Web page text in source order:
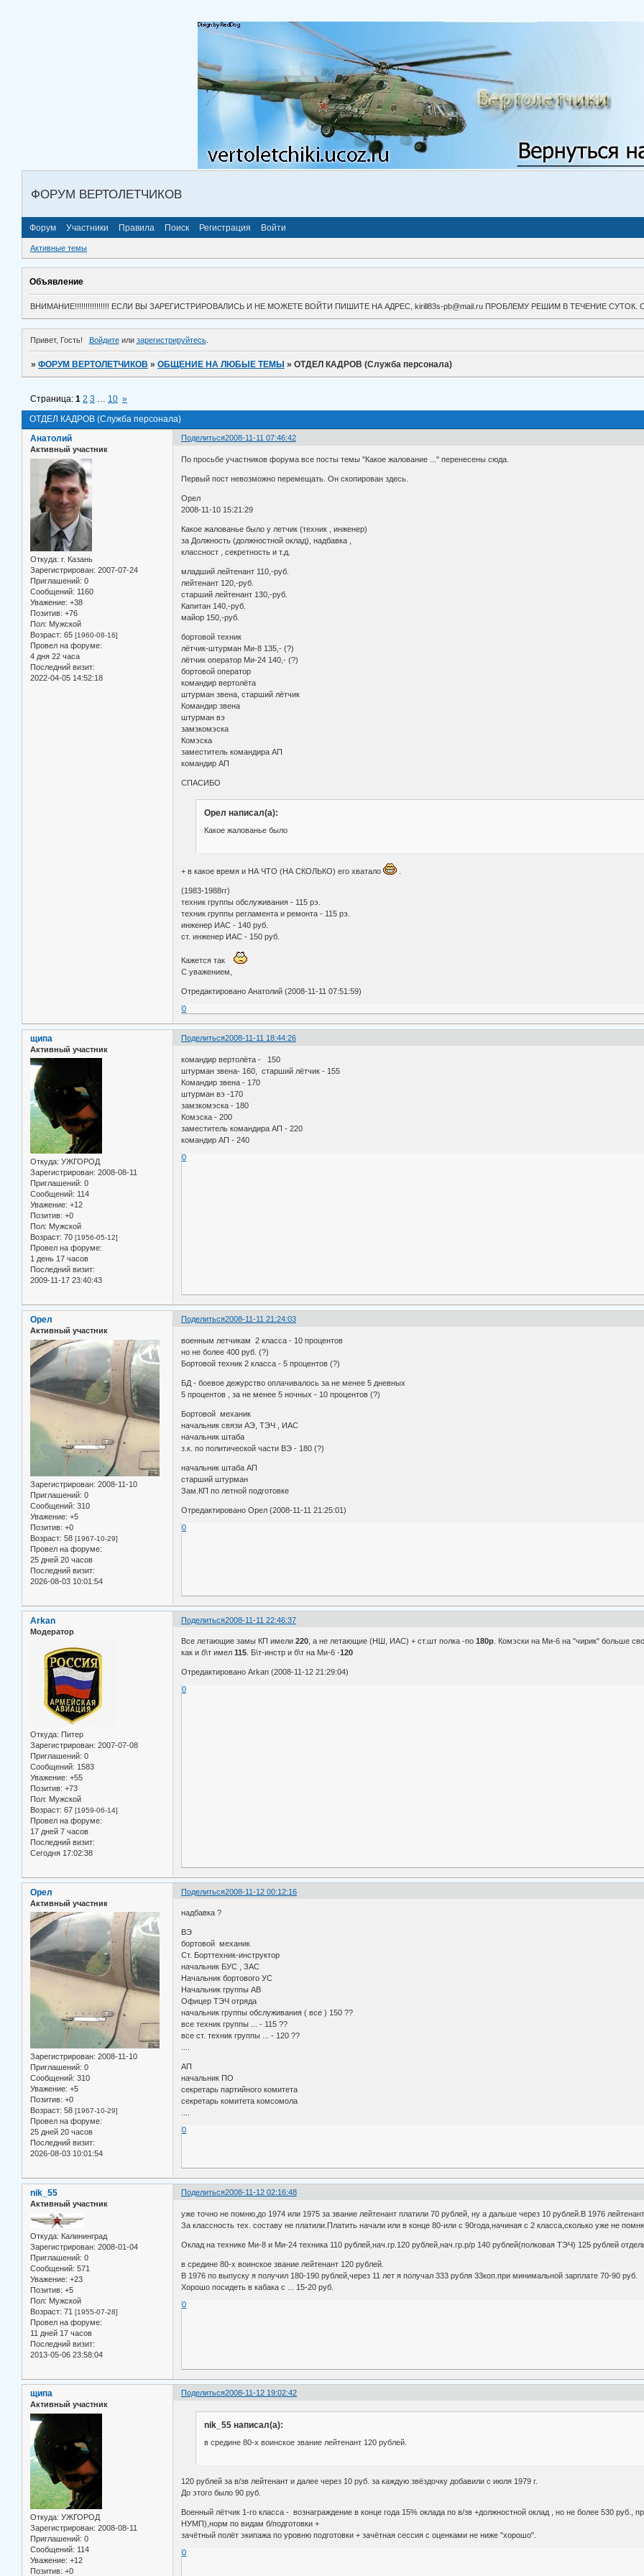
ФОРУМ ВЕРТОЛЕТЧИКОВ
Форум Участники Правила Поиск Регистрация Войти
Активные темы
Объявление
ВНИМАНИЕ!!!!!!!!!!!!!!!! ЕСЛИ ВЫ ЗАРЕГИСТРИРОВАЛИСЬ И НЕ МОЖЕТЕ ВОЙТИ ПИШИТЕ НА АДРЕС, kirill83s-pb@mail.ru ПРОБЛЕМУ РЕШИМ В ТЕЧЕНИЕ
Привет, Гость! Войдитеили зарегистрируйтесь.
»ФОРУМ ВЕРТОЛЕТЧИКОВ »ОБЩЕНИЕ НА ЛЮБЫЕ ТЕМЫ »ОТДЕЛ КАДРОВ (Служба персонала)
ОТДЕЛ КАДРОВ (Служба персонала)
Страница:1 2 3 … 10 »
Поделиться2008-11-11 07:46:42
Анатолий
Активный участник
Откуда: г. Казань
Зарегистрирован: 2007-07-24
Приглашений: 0
Сообщений: 1160
Уважение: +38
Позитив: +76
Пол: Мужской
Возраст: 65 [1960-08-16]
Провел на форуме:
4 дня 22 часа
Последний визит:
2022-04-05 14:52:18
По просьбе участников форума все посты темы "Какое жалование ..." перенесены сюда.
Первый пост невозможно перемещать. Он скопирован здесь.
Орел
2008-11-10 15:21:29
Какое жалованье было у летчик (техник , инженер)
за Должность (должностной оклад), надбавка ,
классност , секретность и т.д.
младший лейтенант 110,-руб.
лейтенант 120,-руб.
старший лейтенант 130,-руб.
Капитан 140,-руб.
майор 150,-руб.
бортовой техник
лётчик-штурман Ми-8 135,- (?)
лётчик оператор Ми-24 140,- (?)
бортовой оператор
командир вертолёта
штурман звена, старший лётчик
Командир звена
штурман вэ
замзкомэска
Комэска
заместитель командира АП
командир АП
СПАСИБО
Орел написал(а):
Какое жалованье было
+ в какое время и НА ЧТО (НА СКОЛЬКО) его хватало
(1983-1988гг)
техник группы обслуживания - 115 рэ.
техник группы регламента и ремонта - 115 рэ.
инженер ИАС - 140 руб.
ст. инженер ИАС - 150 руб.
Кажется так
С уважением,
Отредактировано Анатолий (2008-11-11 07:51:59)
0
Поделиться2008-11-11 18:44:26
щипа
Активный участник
Откуда: УЖГОРОД
Зарегистрирован: 2008-08-11
Приглашений: 0
Сообщений: 114
Уважение: +12
Позитив: +0
Пол: Мужской
Возраст: 70 [1956-05-12]
Провел на форуме:
1 день 17 часов
Последний визит:
2009-11-17 23:40:43
командир вертолёта - 150
штурман звена- 160, старший лётчик - 155
Командир звена - 170
штурман вэ -170
замзкомэска - 180
Комэска - 200
заместитель командира АП - 220
командир АП - 240
0
Поделиться2008-11-11 21:24:03
Орел
Активный участник
Зарегистрирован: 2008-11-10
Приглашений: 0
Сообщений: 310
Уважение: +5
Позитив: +0
Возраст: 58 [1967-10-29]
Провел на форуме:
25 дней 20 часов
Последний визит:
2026-08-03 10:01:54
военным летчикам 2 класса - 10 процентов
но не более 400 руб. (?)
Бортовой техник 2 класса - 5 процентов (?)
БД - боевое дежурство оплачивалось за не менее 5 дневных
5 процентов , за не менее 5 ночных - 10 процентов (?)
Бортовой механик
начальник связи АЭ, ТЭЧ , ИАС
начальник штаба
з.к. по политической части ВЭ - 180 (?)
начальник штаба АП
старший штурман
Зам.КП по летной подготовке
Отредактировано Орел (2008-11-11 21:25:01)
0
Поделиться2008-11-11 22:46:37
Arkan
Модератор
Откуда: Питер
Зарегистрирован: 2007-07-08
Приглашений: 0
Сообщений: 1583
Уважение: +55
Позитив: +73
Пол: Мужской
Возраст: 67 [1959-06-14]
Провел на форуме:
17 дней 7 часов
Последний визит:
Сегодня 17:02:38
Все летающие замы КП имели220 , а не летающие (НШ, ИАС) + ст.шт полка -по180р . Комэски на Ми-6 на "чирик" больше
как и б\т имел115 . Б\т-инстр и б\т на Ми-6 -120
Отредактировано Arkan (2008-11-12 21:29:04)
0
Поделиться2008-11-12 00:12:16
Орел
Активный участник
Зарегистрирован: 2008-11-10
Приглашений: 0
Сообщений: 310
Уважение: +5
Позитив: +0
Возраст: 58 [1967-10-29]
Провел на форуме:
25 дней 20 часов
Последний визит:
2026-08-03 10:01:54
надбавка ?
ВЭ
бортовой механик
Ст. Борттехник-инструктор
начальник БУС , ЗАС
Начальник бортового УС
Начальник группы АВ
Офицер ТЭЧ отряда
начальник группы обслуживания ( все ) 150 ??
все техник группы ... - 115 ??
все ст. техник группы ... - 120 ??
АП
начальник ПО
секретарь партийного комитета
секретарь комитета комсомола
0
Поделиться2008-11-12 02:16:48
nik_55
Активный участник
Откуда: Калининград
Зарегистрирован: 2008-01-04
Приглашений: 0
Сообщений: 571
Уважение: +23
Позитив: +5
Пол: Мужской
Возраст: 71 [1955-07-28]
Провел на форуме:
11 дней 17 часов
Последний визит:
2013-05-06 23:58:04
уже точно не помню,до 1974 или 1975 за звание лейтенант платили 70 рублей, ну а дальше через 10 рублей.В 1976
За классность тех. составу не платили.Платить начали или в конце 80-или с 90года,начиная с 2 класса,сколько уже не
Оклад на технике Ми-8 и Ми-24 техника 110 рублей,нач.гр.120 рублей,нач.гр.р/р 140 рублей(полковая ТЭЧ) 125 рублей
в средине 80-х воинское звание лейтенант 120 рублей.
В 1976 по выпуску я получил 180-190 рублей,через 11 лет я получал 333 рубля 33коп.при минимальной зарплате 70-90 руб.
Хорошо посидеть в кабака с ... 15-20 руб.
0
Поделиться2008-11-12 19:02:42
щипа
Активный участник
Откуда: УЖГОРОД
Зарегистрирован: 2008-08-11
Приглашений: 0
Сообщений: 114
Уважение: +12
Позитив: +0
nik_55 написал(а):
в средине 80-х воинское звание лейтенант 120 рублей.
120 рублей за в/зв лейтенант и далее через 10 руб. за каждую звёздочку добавили с июля 1979 г.
До этого было 90 руб.
Военный лётчик 1-го класса - вознаграждение в конце года 15% оклада по в/зв +должностной оклад , но не более 530
НУМП),норм по видам б/подготовки +
зачётный полёт экипажа по уровню подготовки + зачётная сессия с оценками не ниже "хорошо".
0